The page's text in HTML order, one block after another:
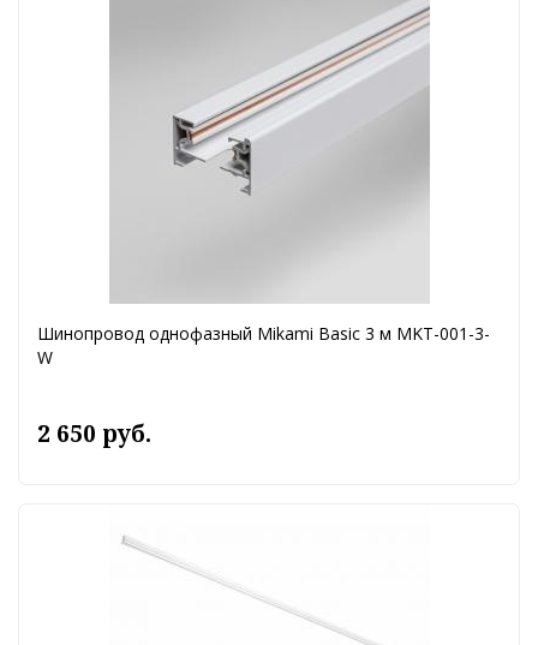
Шинопровод однофазный Mikami Basic 3 м MKT-001-3-
W
2 650 руб.